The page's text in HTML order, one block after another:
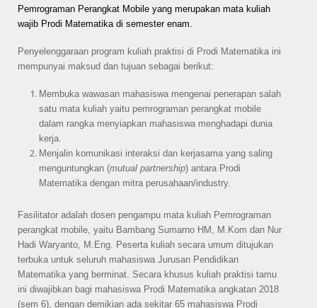
Pemrograman Perangkat Mobile yang merupakan mata kuliah
wajib Prodi Matematika di semester enam.
Penyelenggaraan program kuliah praktisi di Prodi Matematika ini
mempunyai maksud dan tujuan sebagai berikut:
Membuka wawasan mahasiswa mengenai penerapan salah
satu mata kuliah yaitu pemrograman perangkat mobile
dalam rangka menyiapkan mahasiswa menghadapi dunia
kerja.
Menjalin komunikasi interaksi dan kerjasama yang saling
menguntungkan (mutual partnership) antara Prodi
Matematika dengan mitra perusahaan/industry.
Fasilitator adalah dosen pengampu mata kuliah Pemrograman
perangkat mobile, yaitu Bambang Sumarno HM, M.Kom dan Nur
Hadi Waryanto, M.Eng. Peserta kuliah secara umum ditujukan
terbuka untuk seluruh mahasiswa Jurusan Pendidikan
Matematika yang berminat. Secara khusus kuliah praktisi tamu
ini diwajibkan bagi mahasiswa Prodi Matematika angkatan 2018
(sem 6), dengan demikian ada sekitar 65 mahasiswa Prodi